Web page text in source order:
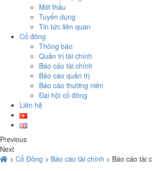
Mời thầu
Tuyển dụng
Tin tức liên quan
Cổ đông
Thông báo
Quản trị tài chính
Báo cáo tài chính
Báo cáo quản trị
Báo cáo thường niên
Đại hội cổ đông
Liên hệ
Previous
Next
> Cổ Đông > Báo cáo tài chính > Báo cáo tài